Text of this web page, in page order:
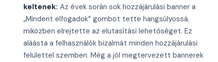
keltenek: Az évek során sok hozzájárulási banner a
„Mindent elfogadok” gombot tette hangsúlyossá,
miközben elrejtette az elutasítási lehetőséget. Ez
aláásta a felhasználók bizalmát minden hozzájárulási
felülettel szemben. Még a jól megtervezett bannerek